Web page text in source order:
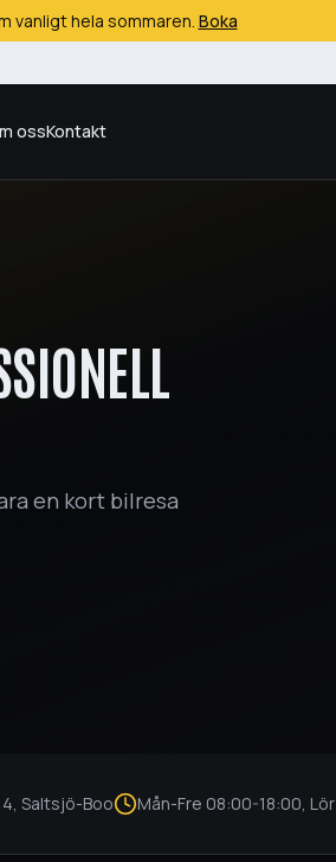
ossKontakt
en kort bilresa
, Saltsjö-Boo Mån-Fre 08:00-18:00, Lör
vanligt hela sommaren. Boka